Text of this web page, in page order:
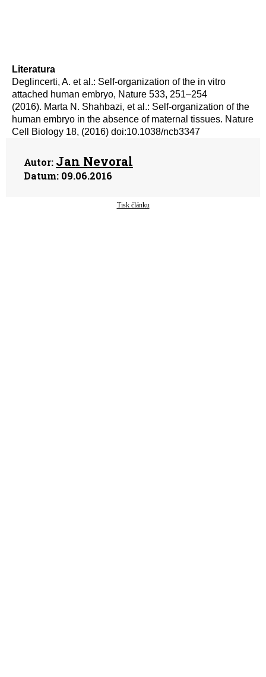
Literatura
Deglincerti, A. et al.: Self-organization of the in vitro
attached human embryo, Nature 533, 251–254
(2016). Marta N. Shahbazi, et al.: Self-organization of the
human embryo in the absence of maternal tissues. Nature
Cell Biology 18, (2016) doi:10.1038/ncb3347
Autor: Jan Nevoral
Datum: 09.06.2016
Tisk článku